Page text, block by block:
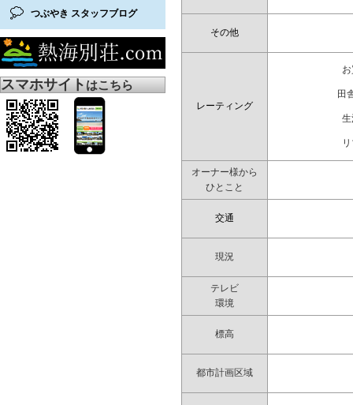
つぶやき スタッフブログ
スマホサイトはこちら
その他
レーティング
田
オーナー様から
ひとこと
交通
現況
テレビ
環境
標高
都市計画区域